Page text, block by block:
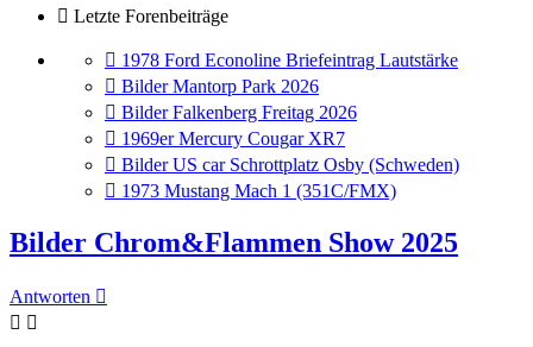
Letzte Forenbeiträge
Gehe
zum
letzten
Beitrag
1978 Ford Econoline Briefeintrag Lautstärke
Gehe
zum
letzten
Beitrag
Bilder Mantorp Park 2026
Gehe
zum
letzten
Beitrag
Bilder Falkenberg Freitag 2026
Gehe
zum
letzten
Beitrag
1969er Mercury Cougar XR7
Gehe
zum
letzten
Bilder US car Schrottplatz Osby (Schweden)
Gehe
letzten
Beitrag
1973 Mustang Mach 1 (351C/FMX)
Bilder Chrom&Flammen Show 2025
Antworten